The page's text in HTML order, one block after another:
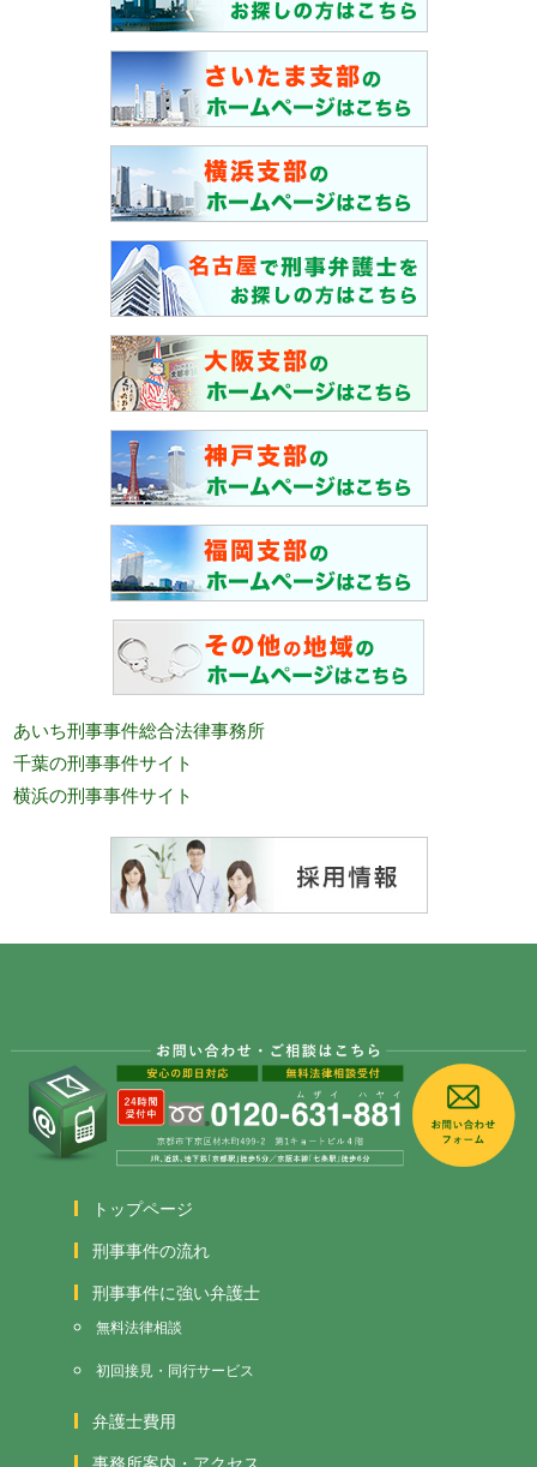
あいち刑事事件総合法律事務所
千葉の刑事事件サイト
横浜の刑事事件サイト
トップページ
刑事事件の流れ
刑事事件に強い弁護士
無料法律相談
初回接見・同行サービス
弁護士費用
事務所案内・アクセス